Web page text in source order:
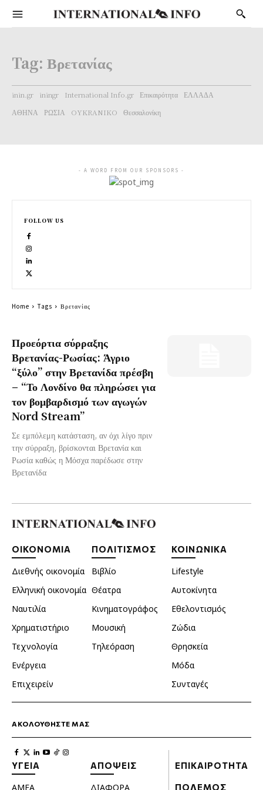
Tag: Βρετανίας
inin.gr iningr International Info.gr Επικαιρότητα
ΕΛΛΑΔΑ
ΑΘΗΝΑ
ΡΩΣΙΑ OYKRANIKO Θεσσαλονίκη
Προεόρτια σύρραξης
Βρετανίας-Ρωσίας: Άγριο
“ξύλο” στην Βρετανίδα πρέσβη
– “Το Λονδίνο θα πληρώσει για
τον βομβαρδισμό των αγωγών
Nord Stream”
Σε εμπόλεμη κατάσταση, αν όχι λίγο πριν
την σύρραξη, βρίσκονται Βρετανία και
Ρωσία καθώς η Μόσχα παρέδωσε στην
Βρετανίδα
- A WORD FROM OUR SPONSORS -
FOLLOW US
Home Tags Βρετανίας
ΟΙΚΟΝΟΜΙΑ
Διεθνής οικονομία
Ελληνική οικονομία
Ναυτιλία
Χρηματιστήριο
Τεχνολογία
Ενέργεια
Επιχειρείν
ΠΟΛΙΤΙΣΜΟΣ
Βιβλίο
Θέατρα
Κινηματογράφος
Μουσική
Τηλεόραση
ΚΟΙΝΩΝΙΚΑ
Lifestyle
Αυτοκίνητα
Εθελοντισμός
Ζώδια
Θρησκεία
Μόδα
Συνταγές
ΑΚΟΛΟΥΘΗΣΤΕ ΜΑΣ
ΥΓΕΙΑ
ΑΜΕΑ
ΑΠΟΨΕΙΣ
ΔΙΑΦΟΡΑ
ΕΠΙΚΑΙΡΟΤΗΤΑ
ΠΟΛΕΜΟΣ